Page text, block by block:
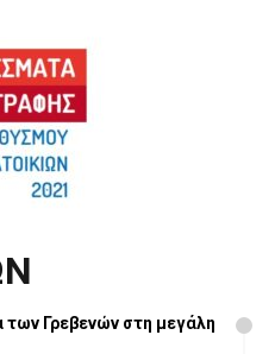
των Γρεβενών στη μεγάλη